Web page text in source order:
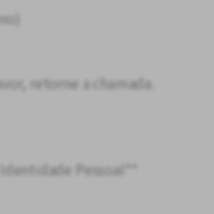
retorne a chamada.
Pessoal**